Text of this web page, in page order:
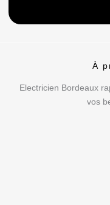
À
Electricien Bordeaux
vos